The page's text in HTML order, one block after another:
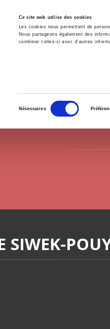
Ce site web utilise des cookies
Les cookies nous permettent de
Nous partageons également des
combiner celles-ci avec d'autres
consentement
Nécessaires
SIWEK-